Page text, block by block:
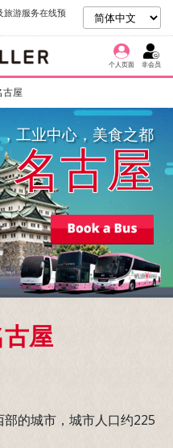
旅游服务在线预
个人页面 非会员
古屋
工业中心，美食之都
名古屋
屋
的城市，城市人口约225